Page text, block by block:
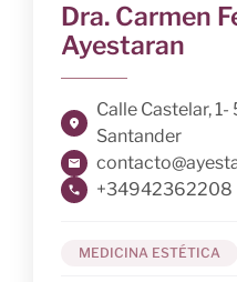
Dra. Carmen
Ayestaran
Calle Castelar,
Santander
+34942362208
MEDICINA ESTÉTICA